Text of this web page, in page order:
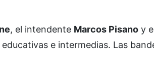
, el intendente Marcos Pisano y
e intermedias. Las